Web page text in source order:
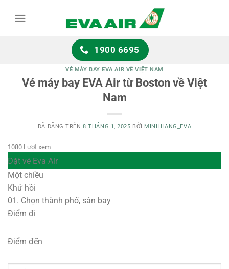
1900 6695
VÉ MÁY BAY EVA AIR VỀ VIỆT NAM
Vé máy bay EVA Air từ Boston về Việt
Nam
ĐÃ ĐĂNG TRÊN8 THÁNG 1, 2025 BỞI MINHHANG_EVA
1080 Lượt xem
Đặt vé Eva Air
Một chiều
Khứ hồi
01. Chọn thành phố, sân bay
Điểm đi
Điểm đến